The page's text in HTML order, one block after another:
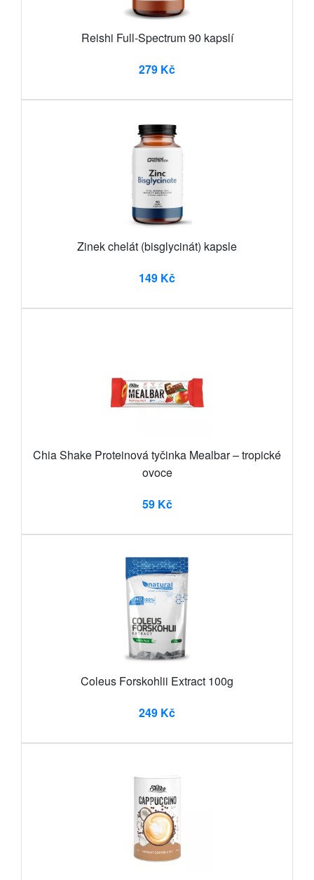
Reishi Full-Spectrum 90 kapslí
279 Kč
Zinek chelát (bisglycinát) kapsle
149 Kč
Chia Shake Proteinová tyčinka Mealbar – tropické
ovoce
59 Kč
Coleus Forskohlii Extract 100g
249 Kč